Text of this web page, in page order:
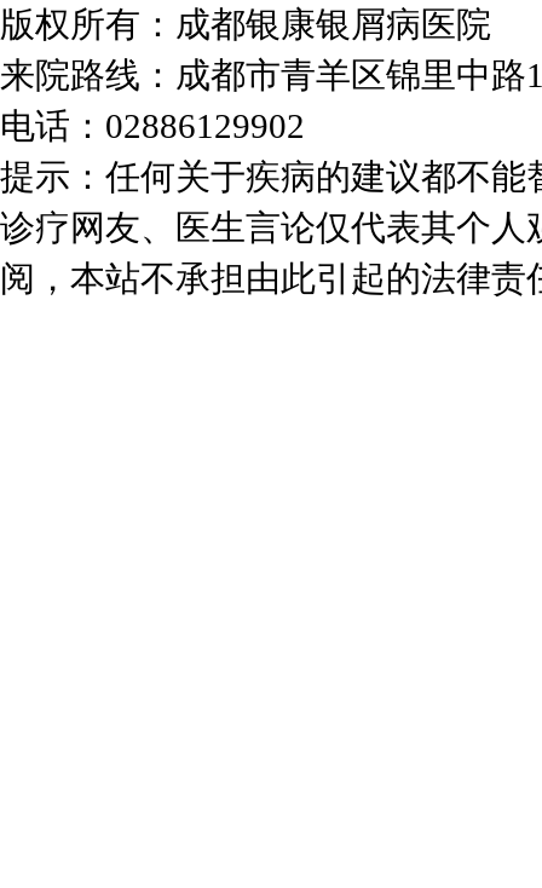
版权所有：成都银康银屑病医院
来院路线：成都市青羊区锦里中
电话：02886129902
提示：任何关于疾病的建议都不
诊疗网友、医生言论仅代表其个
阅，本站不承担由此引起的法律责